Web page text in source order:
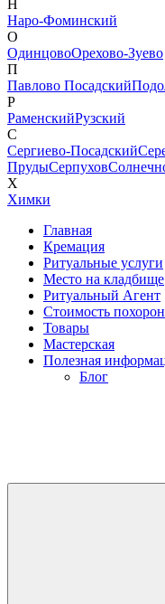
Н
Наро-Фоминский
О
ОдинцовоОрехово-Зуево
П
Павлово Посадский
Р
РаменскийРузский
С
Сергиево-Посадский
ПрудыСерпухов
Х
Химки
Главная
Кремация
Ритуальные услуги
Место на кладбище
Ритуальный Агент
Стоимость похорон
Товары
Мастерская
Полезная
Блог